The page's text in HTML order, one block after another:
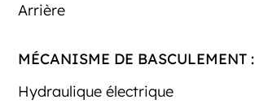
Arrière
MÉCANISME DE BASCULEMENT :
Hydraulique électrique